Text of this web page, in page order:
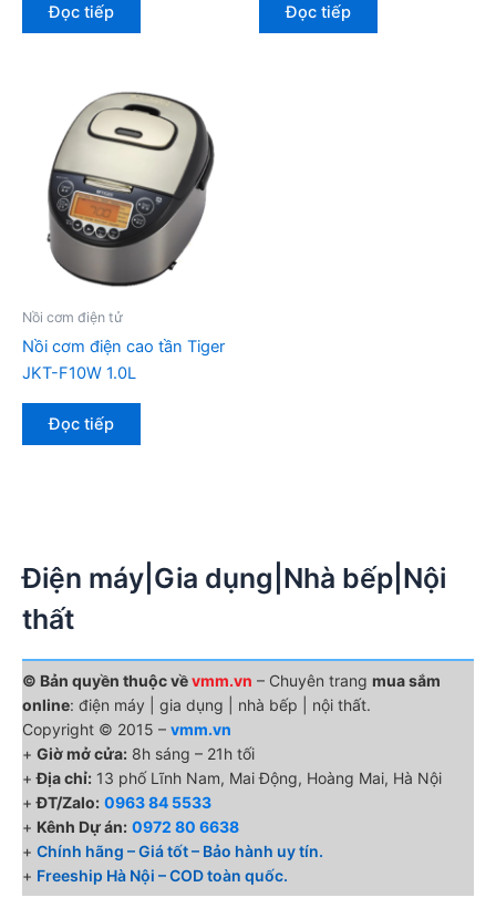
Đọc tiếp Đọc tiếp
Nồi cơm điện tử
Nồi cơm điện cao tần Tiger
JKT-F10W 1.0L
Đọc tiếp
Điện máy|Gia dụng|Nhà bếp|Nội
thất
© Bản quyền thuộc vềvmm.vn – Chuyên trang mua sắm
online: điện máy | gia dụng | nhà bếp | nội thất.
Copyright © 2015 – vmm.vn
+ Giờ mở cửa: 8h sáng – 21h tối
+Địa chỉ: 13 phố Lĩnh Nam, Mai Động, Hoàng Mai, Hà Nội
+ĐT/Zalo: 0963 84 5533
+ Kênh Dự án: 0972 80 6638
+ Chính hãng – Giá tốt – Bảo hành uy tín.
+ Freeship Hà Nội – COD toàn quốc.